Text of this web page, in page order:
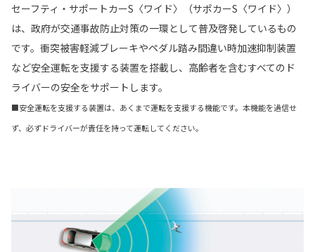
セーフティ・サポートカーS〈ワイド〉（サポカーS〈ワイド〉）
は、政府が交通事故防止対策の一環として普及啓発しているもの
です。衝突被害軽減ブレーキやペダル踏み間違い時加速抑制装置
など安全運転を支援する装置を搭載し、高齢者を含むすべてのド
ライバーの安全をサポートします。
■安全運転を支援する装置は、あくまで運転を支援する機能です。本機能を過信せ
ず、必ずドライバーが責任を持って運転してください。